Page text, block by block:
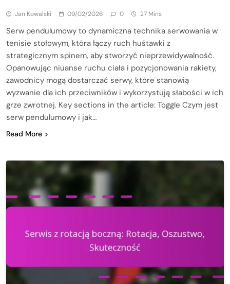
Jan Kowalski 09/02/2026 0 27 Mins
Serw pendulumowy to dynamiczna technika serwowania w
tenisie stołowym, która łączy ruch huśtawki z
strategicznym spinem, aby stworzyć nieprzewidywalność.
Opanowując niuanse ruchu ciała i pozycjonowania rakiety,
zawodnicy mogą dostarczać serwy, które stanowią
wyzwanie dla ich przeciwników i wykorzystują słabości w ich
grze zwrotnej. Key sections in the article: Toggle Czym jest
serw pendulumowy i jak…
Read More